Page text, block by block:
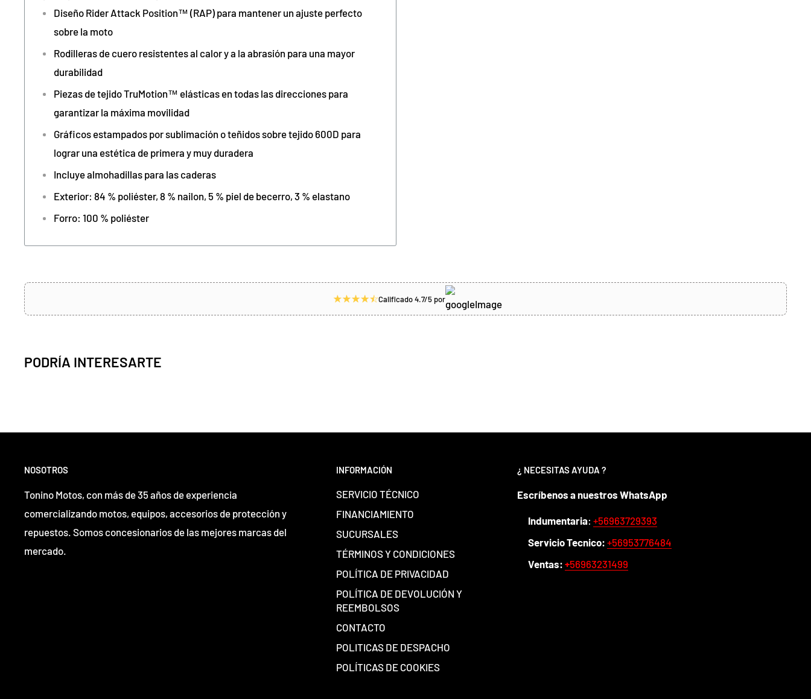
Diseño Rider Attack Position™ (RAP) para mantener un ajuste perfecto
sobre la moto
Rodilleras de cuero resistentes al calor y a la abrasión para una mayor
durabilidad
Piezas de tejido TruMotion™ elásticas en todas las direcciones para
garantizar la máxima movilidad
Gráficos estampados por sublimación o teñidos sobre tejido 600D para
lograr una estética de primera y muy duradera
Incluye almohadillas para las caderas
Exterior: 84 % poliéster, 8 % nailon, 5 % piel de becerro, 3 % elastano
Forro: 100 % poliéster
Calificado 4.7/5 por
PODRÍA INTERESARTE
NOSOTROS
Tonino Motos, con más de 35 años de experiencia
comercializando motos, equipos, accesorios de protección y
repuestos. Somos concesionarios de las mejores marcas del
mercado.
INFORMACIÓN
SERVICIO TÉCNICO
FINANCIAMIENTO
SUCURSALES
TÉRMINOS Y CONDICIONES
POLÍTICA DE PRIVACIDAD
POLÍTICA DE DEVOLUCIÓN Y
REEMBOLSOS
CONTACTO
POLITICAS DE DESPACHO
POLÍTICAS DE COOKIES
¿ NECESITAS AYUDA ?
Escríbenos a nuestros WhatsApp
Indumentaria: +56963729393
Servicio Tecnico: +56953776484
Ventas: +56963231499